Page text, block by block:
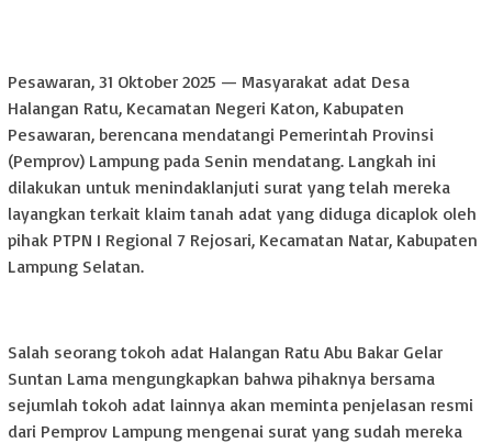
Pesawaran, 31 Oktober 2025 — Masyarakat adat Desa
Halangan Ratu, Kecamatan Negeri Katon, Kabupaten
Pesawaran, berencana mendatangi Pemerintah Provinsi
(Pemprov) Lampung pada Senin mendatang. Langkah ini
dilakukan untuk menindaklanjuti surat yang telah mereka
layangkan terkait klaim tanah adat yang diduga dicaplok oleh
pihak PTPN I Regional 7 Rejosari, Kecamatan Natar, Kabupaten
Lampung Selatan.
Salah seorang tokoh adat Halangan Ratu Abu Bakar Gelar
Suntan Lama mengungkapkan bahwa pihaknya bersama
sejumlah tokoh adat lainnya akan meminta penjelasan resmi
dari Pemprov Lampung mengenai surat yang sudah mereka